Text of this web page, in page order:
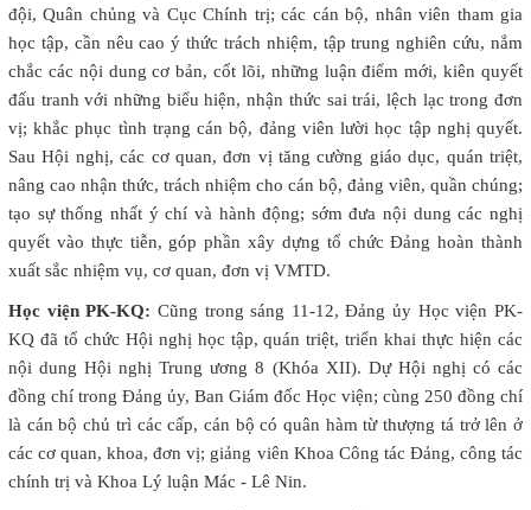
đội, Quân chủng và Cục Chính trị; các cán bộ, nhân viên tham gia
học tập, cần nêu cao ý thức trách nhiệm, tập trung nghiên cứu, nắm
chắc các nội dung cơ bản, cốt lõi, những luận điểm mới, kiên quyết
đấu tranh với những biểu hiện, nhận thức sai trái, lệch lạc trong đơn
vị; khắc phục tình trạng cán bộ, đảng viên lười học tập nghị quyết.
Sau Hội nghị, các cơ quan, đơn vị tăng cường giáo dục, quán triệt,
nâng cao nhận thức, trách nhiệm cho cán bộ, đảng viên, quần chúng;
tạo sự thống nhất ý chí và hành động; sớm đưa nội dung các nghị
quyết vào thực tiễn, góp phần xây dựng tổ chức Đảng hoàn thành
xuất sắc nhiệm vụ, cơ quan, đơn vị VMTD.
Học viện PK-KQ: Cũng trong sáng 11-12, Đảng ủy Học viện PK-
KQ đã tổ chức Hội nghị học tập, quán triệt, triển khai thực hiện các
nội dung Hội nghị Trung ương 8 (Khóa XII). Dự Hội nghị có các
đồng chí trong Đảng ủy, Ban Giám đốc Học viện; cùng 250 đồng chí
là cán bộ chủ trì các cấp, cán bộ có quân hàm từ thượng tá trở lên ở
các cơ quan, khoa, đơn vị; giảng viên Khoa Công tác Đảng, công tác
chính trị và Khoa Lý luận Mác - Lê Nin.